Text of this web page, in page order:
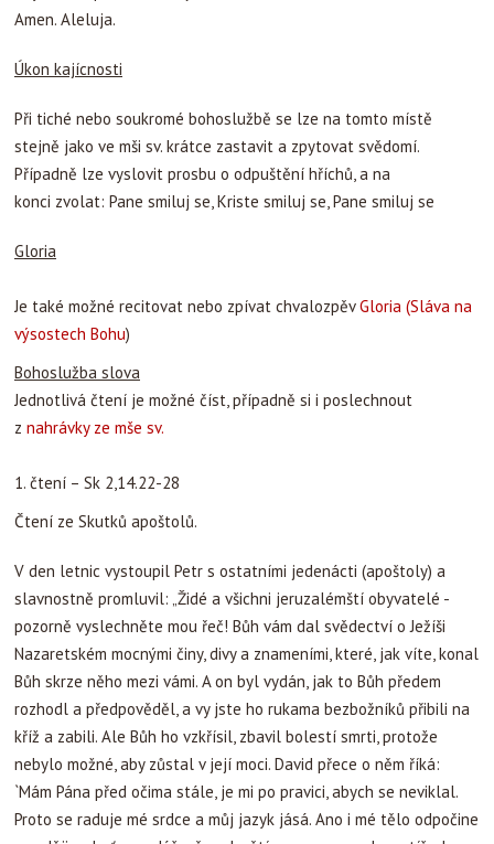
Amen. Aleluja.
Úkon kajícnosti
Při tiché nebo soukromé bohoslužbě se lze na tomto místě
stejně jako ve mši sv. krátce zastavit a zpytovat svědomí.
Případně lze vyslovit prosbu o odpuštění hříchů, a na
konci zvolat: Pane smiluj se, Kriste smiluj se, Pane smiluj se
Gloria
Je také možné recitovat nebo zpívat chvalozpěvGloria (Sláva na
výsostech Bohu)
Bohoslužba slova
Jednotlivá čtení je možné číst, případně si i poslechnout
z nahrávky ze mše sv.
1. čtení – Sk 2,14.22-28
Čtení ze Skutků apoštolů.
V den letnic vystoupil Petr s ostatními jedenácti (apoštoly) a
slavnostně promluvil: „Židé a všichni jeruzalémští obyvatelé -
pozorně vyslechněte mou řeč! Bůh vám dal svědectví o Ježíši
Nazaretském mocnými činy, divy a znameními, které, jak víte, konal
Bůh skrze něho mezi vámi. A on byl vydán, jak to Bůh předem
rozhodl a předpověděl, a vy jste ho rukama bezbožníků přibili na
kříž a zabili. Ale Bůh ho vzkřísil, zbavil bolestí smrti, protože
nebylo možné, aby zůstal v její moci. David přece o něm říká:
`Mám Pána před očima stále, je mi po pravici, abych se neviklal.
Proto se raduje mé srdce a můj jazyk jásá. Ano i mé tělo odpočine